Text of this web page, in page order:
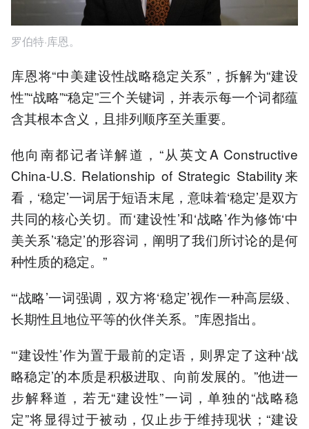
罗伯特·库恩。
库恩将“中美建设性战略稳定关系”，拆解为“建设
性”“战略”“稳定”三个关键词，并表示每一个词都蕴
含其根本含义，且排列顺序至关重要。
他向南都记者详解道，“从英文A Constructive
China-U.S. Relationship of Strategic Stability来
看，‘稳定’一词居于短语末尾，意味着‘稳定’是双方
共同的核心关切。而‘建设性’和‘战略’作为修饰‘中
美关系’‘稳定’的形容词，阐明了我们所讨论的是何
种性质的稳定。”
“‘战略’一词强调，双方将‘稳定’视作一种高层级、
长期性且地位平等的伙伴关系。”库恩指出。
“‘建设性’作为置于最前的定语，则界定了这种‘战
略稳定’的本质是积极进取、向前发展的。”他进一
步解释道，若无“建设性”一词，单独的“战略稳
定”将显得过于被动，仅止步于维持现状；“建设